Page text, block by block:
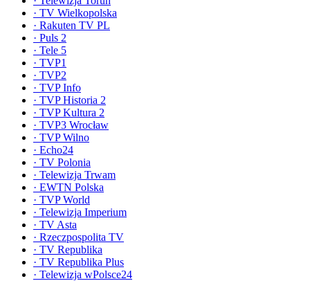
· TV Wielkopolska
· Rakuten TV PL
· Puls 2
· Tele 5
· TVP1
· TVP2
· TVP Info
· TVP Historia 2
· TVP Kultura 2
· TVP3 Wrocław
· TVP Wilno
· Echo24
· TV Polonia
· Telewizja Trwam
· EWTN Polska
· TVP World
· Telewizja Imperium
· TV Asta
· Rzeczpospolita TV
· TV Republika
· TV Republika Plus
· Telewizja wPolsce24